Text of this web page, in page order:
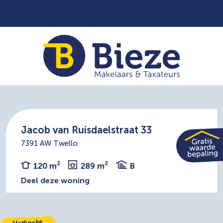
Jacob van Ruisdaelstraat 33
7391 AW Twello
120 m2 289 m2
B
Deel deze woning